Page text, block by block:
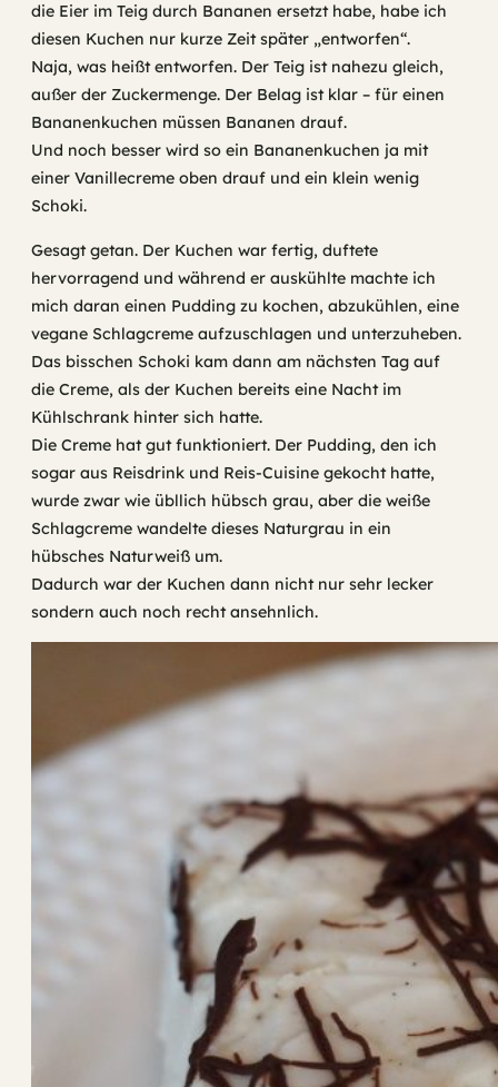
die Eier im Teig durch Bananen ersetzt habe, habe ich
diesen Kuchen nur kurze Zeit später „entworfen“.
Naja, was heißt entworfen. Der Teig ist nahezu gleich,
außer der Zuckermenge. Der Belag ist klar – für einen
Bananenkuchen müssen Bananen drauf.
Und noch besser wird so ein Bananenkuchen ja mit
einer Vanillecreme oben drauf und ein klein wenig
Schoki.
Gesagt getan. Der Kuchen war fertig, duftete
hervorragend und während er auskühlte machte ich
mich daran einen Pudding zu kochen, abzukühlen, eine
vegane Schlagcreme aufzuschlagen und unterzuheben.
Das bisschen Schoki kam dann am nächsten Tag auf
die Creme, als der Kuchen bereits eine Nacht im
Kühlschrank hinter sich hatte.
Die Creme hat gut funktioniert. Der Pudding, den ich
sogar aus Reisdrink und Reis-Cuisine gekocht hatte,
wurde zwar wie übllich hübsch grau, aber die weiße
Schlagcreme wandelte dieses Naturgrau in ein
hübsches Naturweiß um.
Dadurch war der Kuchen dann nicht nur sehr lecker
sondern auch noch recht ansehnlich.